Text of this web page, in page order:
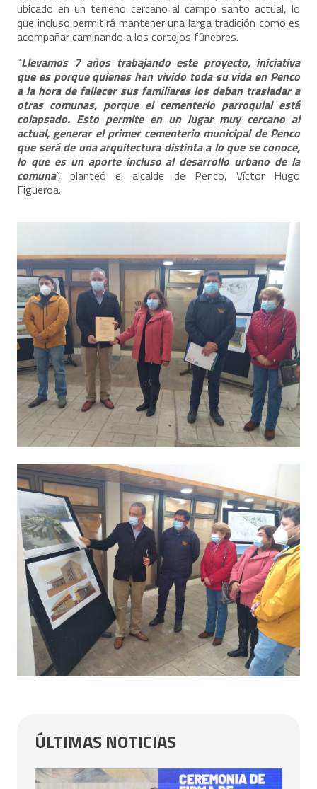
ubicado en un terreno cercano al campo santo actual, lo
que incluso permitirá mantener una larga tradición como es
acompañar caminando a los cortejos fúnebres.
“Llevamos 7 años trabajando este proyecto, iniciativa
que es porque quienes han vivido toda su vida en Penco
a la hora de fallecer sus familiares los deban trasladar a
otras comunas, porque el cementerio parroquial está
colapsado. Esto permite en un lugar muy cercano al
actual, generar el primer cementerio municipal de Penco
que será de una arquitectura distinta a lo que se conoce,
lo que es un aporte incluso al desarrollo urbano de la
comuna”, planteó el alcalde de Penco, Víctor Hugo
Figueroa.
ÚLTIMAS NOTICIAS